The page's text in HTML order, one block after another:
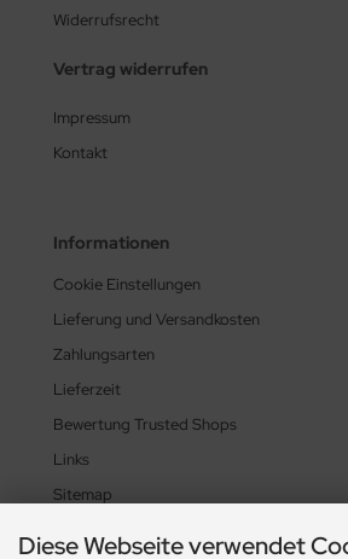
Widerrufsrecht
Vertrag widerrufen
Impressum
Kontakt
Informationen
Cookie Einstellungen
Lieferung und Versandkosten
Zahlungsarten
Lieferzeit
Bewertung Trusted Shops
Links
Sitemap
Diese Webseite verwendet